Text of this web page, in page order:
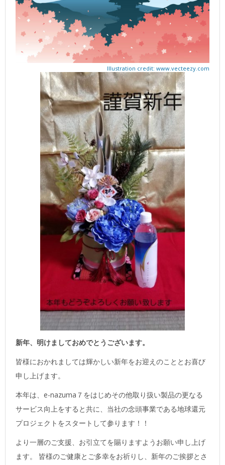
Illustration credit: www.vecteezy.com
新年、明けましておめでとうございます。
皆様におかれましては輝かしい新年をお迎えのこととお喜び
申し上げます。
本年は、e-nazuma７をはじめその他取り扱い製品の更なる
サービス向上をすると共に、当社の念頭事業である地球還元
プロジェクトをスタートして参ります！！
より一層のご支援、お引立てを賜りますようお願い申し上げ
ます。 皆様のご健康とご多幸をお祈りし、新年のご挨拶とさ